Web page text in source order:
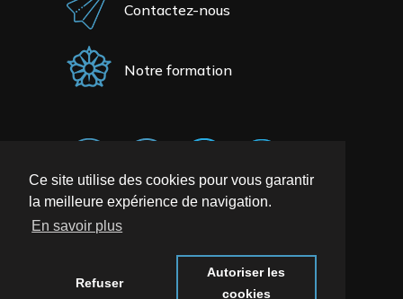
Ce site utilise des cookies pour vous garantir
la meilleure expérience de navigation.
En savoir plus
Refuser
Autoriser les
cookies
Contactez-nous
Notre formation